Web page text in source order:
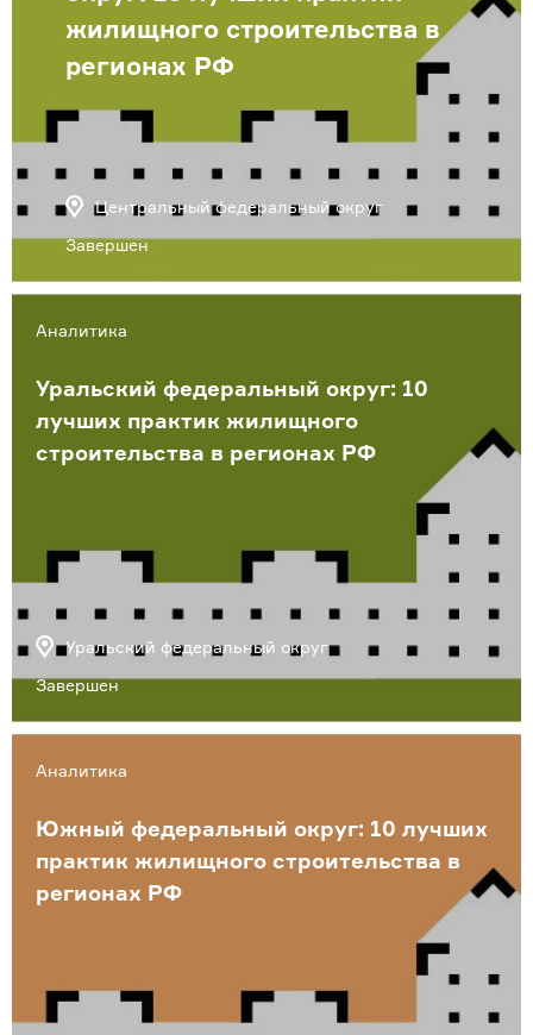
жилищного строительства в
регионах РФ
Центральный федеральный округ
Завершен
Аналитика
Уральский федеральный округ: 10
лучших практик жилищного
строительства в регионах РФ
Уральский федеральный округ
Завершен
Аналитика
Южный федеральный округ: 10 лучших
практик жилищного строительства в
регионах РФ